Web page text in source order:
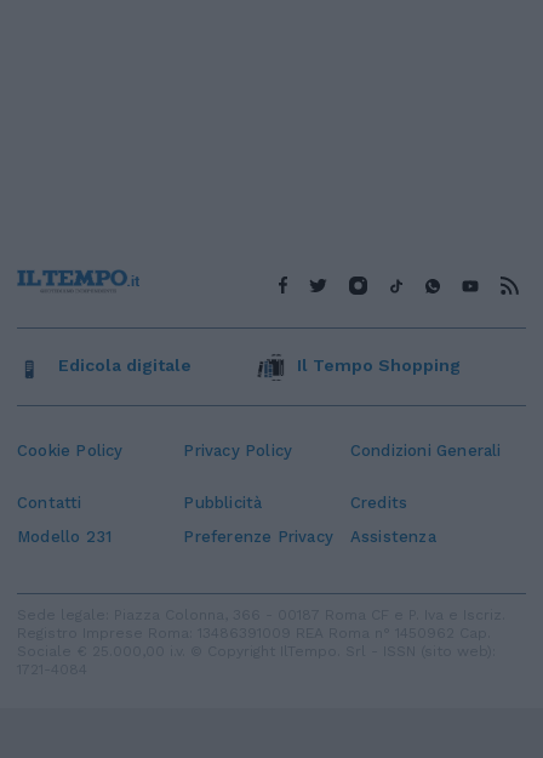
Cookie Policy Privacy Policy Condizioni Generali
Contatti Pubblicità
Credits
Modello 231
Preferenze Privacy Assistenza
Edicola digitale Il Tempo Shopping